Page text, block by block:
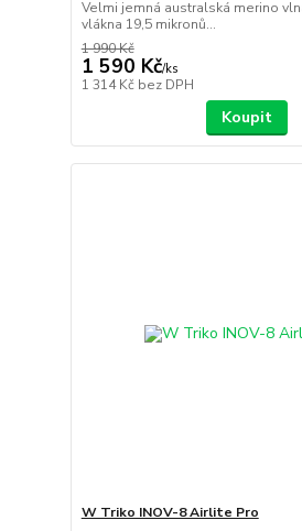
Velmi jemná australská merino
vlákna 19,5 mikronů...
1 990 Kč
1 590 Kč/ks
1 314 Kč bez DPH
Koupit
W Triko INOV-8 Airlite Pro